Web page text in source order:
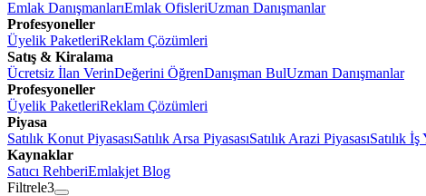
Emlak DanışmanlarıEmlak OfisleriUzman Danışmanlar
Profesyoneller
Üyelik PaketleriReklam Çözümleri
Satış & Kiralama
Ücretsiz İlan VerinDeğerini ÖğrenDanışman BulUzman Danışmanlar
Profesyoneller
Üyelik PaketleriReklam Çözümleri
Piyasa
Satılık Konut PiyasasıSatılık Arsa PiyasasıSatılık Arazi PiyasasıSatılık İş
Kaynaklar
Satıcı RehberiEmlakjet Blog
Filtrele3